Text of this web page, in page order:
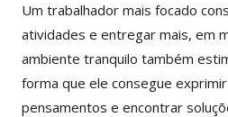
Um trabalhador mais focado
atividades e entregar mais, em
ambiente tranquilo também
forma que ele consegue
pensamentos e encontrar